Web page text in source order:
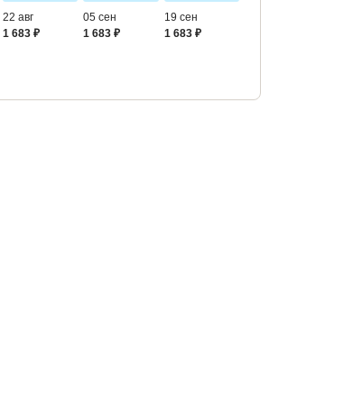
22 авг
1 683 ₽
05 сен
1 683 ₽
19 сен
1 683 ₽